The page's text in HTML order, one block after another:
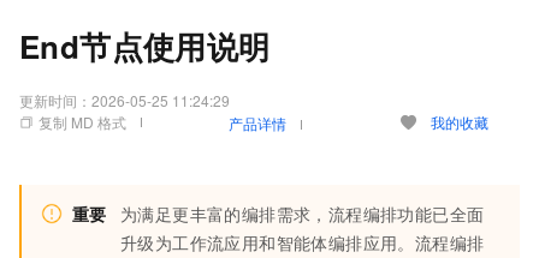
End节点使用说明
更新时间： 2026-05-25 11:24:29
复制 MD 格式
产品详情 我的收藏
重要
为满足更丰富的编排需求，流程编排功能已全面
升级为工作流应用和智能体编排应用。流程编排